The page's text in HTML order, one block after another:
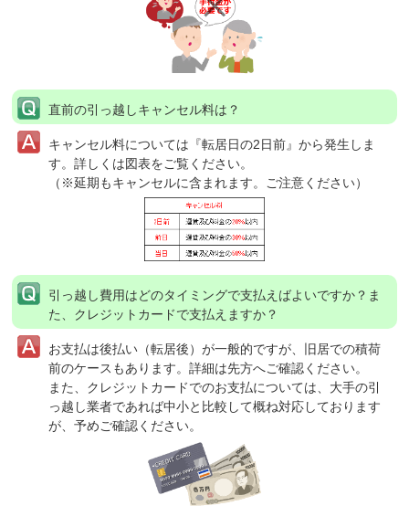
直前の引っ越しキャンセル料は？
キャンセル料については『転居日の2日前』から発生しま
す。詳しくは図表をご覧ください。
（※延期もキャンセルに含まれます。ご注意ください）
引っ越し費用はどのタイミングで支払えばよいですか？ま
た、クレジットカードで支払えますか？
お支払は後払い（転居後）が一般的ですが、旧居での積荷
前のケースもあります。詳細は先方へご確認ください。
また、クレジットカードでのお支払については、大手の引
っ越し業者であれば中小と比較して概ね対応しております
が、予めご確認ください。